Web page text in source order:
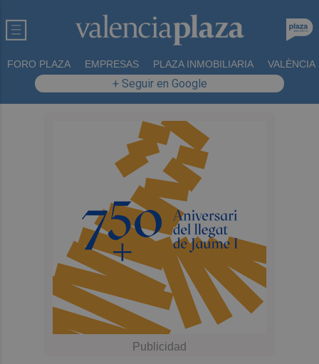
FORO PLAZA EMPRESAS PLAZA INMOBILIARIA VALÈNCIA
+ Seguir en Google